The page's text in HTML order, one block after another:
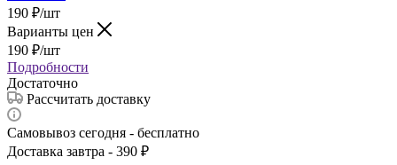
190 ₽/шт
Варианты цен
190 ₽/шт
Подробности
Достаточно
Рассчитать доставку
Самовывоз сегодня - бесплатно
Доставка завтра - 390 ₽